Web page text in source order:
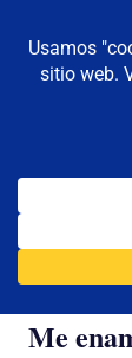
contenido
De
Reflexiones,
Viajes
Me